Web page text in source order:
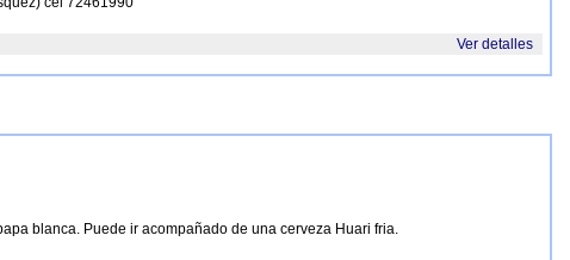
Ver detalles
blanca. Puede ir acompañado de una cerveza Huari fria.